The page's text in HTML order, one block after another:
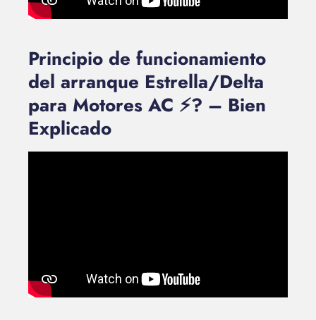
Principio de funcionamiento
del arranque Estrella/Delta
para Motores AC ⚡? – Bien
Explicado